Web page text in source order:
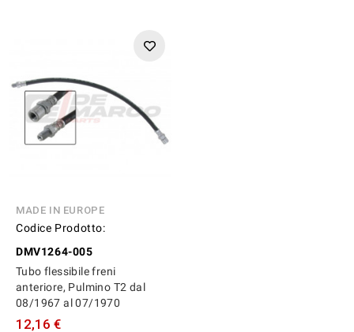
MADE IN EUROPE
Codice Prodotto:
DMV1264-005
Tubo flessibile freni
anteriore, Pulmino T2 dal
08/1967 al 07/1970
12,16 €